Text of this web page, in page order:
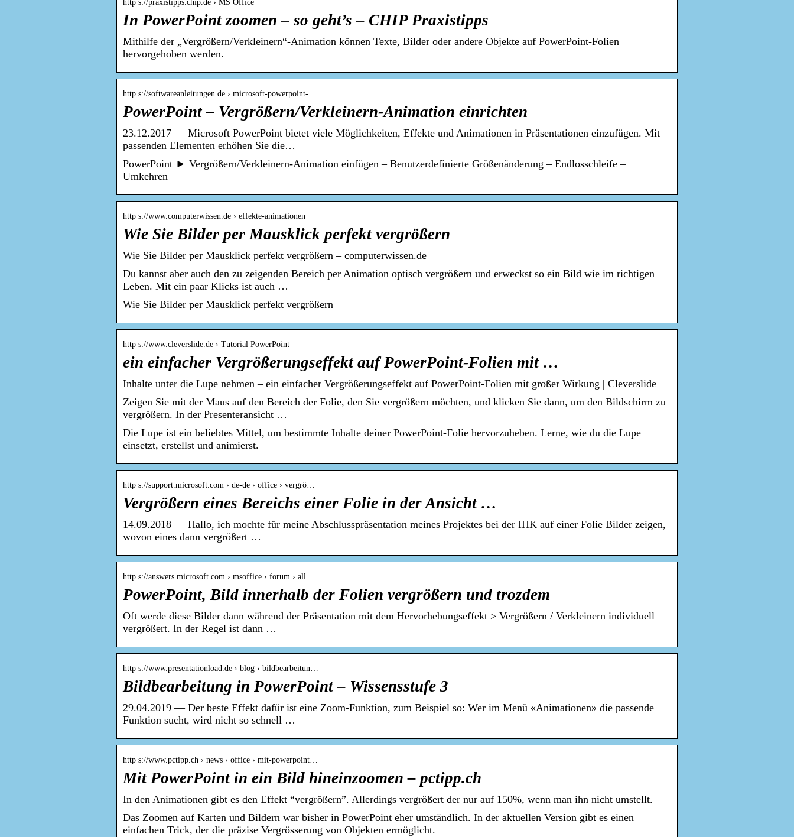
http s://praxistipps.chip.de › MS Office
In PowerPoint zoomen – so geht’s – CHIP Praxistipps
Mithilfe der „Vergrößern/Verkleinern“-Animation können Texte, Bilder oder andere Objekte auf PowerPoint-Folien
hervorgehoben werden.
http s://softwareanleitungen.de › microsoft-powerpoint-…
PowerPoint – Vergrößern/Verkleinern-Animation einrichten
23.12.2017 — Microsoft PowerPoint bietet viele Möglichkeiten, Effekte und Animationen in Präsentationen einzufügen. Mit
passenden Elementen erhöhen Sie die…
PowerPoint ► Vergrößern/Verkleinern-Animation einfügen – Benutzerdefinierte Größenänderung – Endlosschleife –
Umkehren
http s://www.computerwissen.de › effekte-animationen
Wie Sie Bilder per Mausklick perfekt vergrößern
Wie Sie Bilder per Mausklick perfekt vergrößern – computerwissen.de
Du kannst aber auch den zu zeigenden Bereich per Animation optisch vergrößern und erweckst so ein Bild wie im richtigen
Leben. Mit ein paar Klicks ist auch …
Wie Sie Bilder per Mausklick perfekt vergrößern
http s://www.cleverslide.de › Tutorial PowerPoint
ein einfacher Vergrößerungseffekt auf PowerPoint-Folien mit …
Inhalte unter die Lupe nehmen – ein einfacher Vergrößerungseffekt auf PowerPoint-Folien mit großer Wirkung | Cleverslide
Zeigen Sie mit der Maus auf den Bereich der Folie, den Sie vergrößern möchten, und klicken Sie dann, um den Bildschirm zu
vergrößern. In der Presenteransicht …
Die Lupe ist ein beliebtes Mittel, um bestimmte Inhalte deiner PowerPoint-Folie hervorzuheben. Lerne, wie du die Lupe
einsetzt, erstellst und animierst.
http s://support.microsoft.com › de-de › office › vergrö…
Vergrößern eines Bereichs einer Folie in der Ansicht …
14.09.2018 — Hallo, ich mochte für meine Abschlusspräsentation meines Projektes bei der IHK auf einer Folie Bilder zeigen,
wovon eines dann vergrößert …
http s://answers.microsoft.com › msoffice › forum › all
PowerPoint, Bild innerhalb der Folien vergrößern und trozdem
Oft werde diese Bilder dann während der Präsentation mit dem Hervorhebungseffekt > Vergrößern / Verkleinern individuell
vergrößert. In der Regel ist dann …
http s://www.presentationload.de › blog › bildbearbeitun…
Bildbearbeitung in PowerPoint – Wissensstufe 3
29.04.2019 — Der beste Effekt dafür ist eine Zoom-Funktion, zum Beispiel so: Wer im Menü «Animationen» die passende
Funktion sucht, wird nicht so schnell …
http s://www.pctipp.ch › news › office › mit-powerpoint…
Mit PowerPoint in ein Bild hineinzoomen – pctipp.ch
In den Animationen gibt es den Effekt “vergrößern”. Allerdings vergrößert der nur auf 150%, wenn man ihn nicht umstellt.
Das Zoomen auf Karten und Bildern war bisher in PowerPoint eher umständlich. In der aktuellen Version gibt es einen
einfachen Trick, der die präzise Vergrösserung von Objekten ermöglicht.